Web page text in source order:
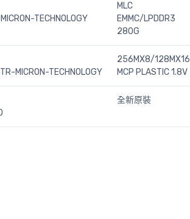
TECHNOLOGY
MLC
EMMC/LPDDR3
280G
MICRON-TECHNOLOGY
256MX8/128MX16
MCP PLASTIC 1.8V
全新原裝